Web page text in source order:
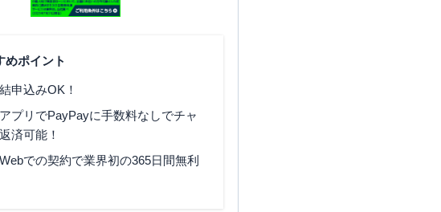
めポイント
申込みOK！
プリでPayPayに手数料なしでチャ
済可能！
での契約で業界初の365日間無利